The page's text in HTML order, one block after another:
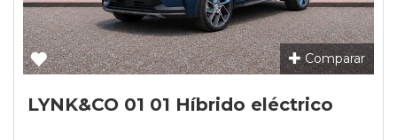
Comparar
LYNK&CO 01 01 Híbrido eléctrico